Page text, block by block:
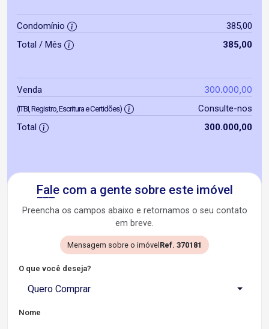
Condomínio
385,00
Total / Mês
385,00
Venda 300.000,00
(ITBI, Registro, Escritura e Certidões)
Consulte-nos
Total
300.000,00
Fale com a gente sobre este imóvel
Preencha os campos abaixo e retornamos o seu contato
em breve.
Mensagem sobre o imóvel Ref. 370181
O que você deseja?
Quero Comprar
Nome